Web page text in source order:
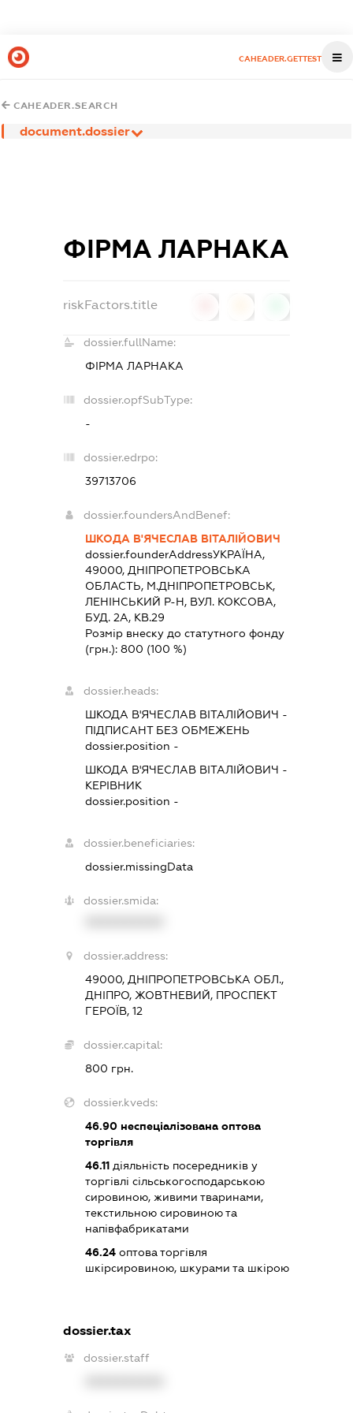
CAHEADER.GETTEST
CAHEADER.SEARCH
document.dossier
ФІРМА ЛАРНАКА
riskFactors.title
dossier.fullName:
ФІРМА ЛАРНАКА
dossier.opfSubType:
-
dossier.edrpo:
39713706
dossier.foundersAndBenef:
ШКОДА В'ЯЧЕСЛАВ ВІТАЛІЙОВИЧ
dossier.founderAddressУКРАЇНА,
49000, ДНIПРОПЕТРОВСЬКА
ОБЛАСТЬ, М.ДНІПРОПЕТРОВСЬК,
ЛЕНІНСЬКИЙ Р-Н, ВУЛ. КОКСОВА,
БУД. 2А, КВ.29
Розмір внеску до статутного фонду
(грн.):800 (100 %)
dossier.heads:
ШКОДА В'ЯЧЕСЛАВ ВІТАЛІЙОВИЧ -
ПІДПИСАНТБЕЗ ОБМЕЖЕНЬ
dossier.position -
ШКОДА В'ЯЧЕСЛАВ ВІТАЛІЙОВИЧ -
КЕРІВНИК
dossier.position -
dossier.beneficiaries:
dossier.missingData
dossier.smida:
dossier.address:
49000, ДНІПРОПЕТРОВСЬКА ОБЛ.,
ДНІПРО, ЖОВТНЕВИЙ, ПРОСПЕКТ
ГЕРОЇВ, 12
dossier.capital:
800 грн.
dossier.kveds:
46.90 неспеціалізована оптова
торгівля
46.11 діяльність посередників у
торгівлі сільськогосподарською
сировиною, живими тваринами,
текстильною сировиною та
напівфабрикатами
46.24 оптова торгівля
шкірсировиною, шкурами та шкірою
dossier.tax
dossier.staff